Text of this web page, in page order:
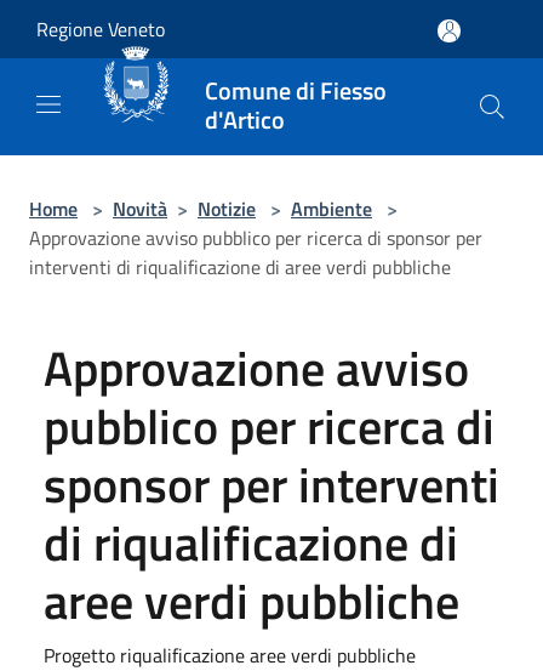
Regione Veneto
Comune di Fiesso
d'Artico
Home > Novità > Notizie > Ambiente >
Approvazione avviso pubblico per ricerca di sponsor per
interventi di riqualificazione di aree verdi pubbliche
Approvazione avviso
pubblico per ricerca di
sponsor per interventi
di riqualificazione di
aree verdi pubbliche
Progetto riqualificazione aree verdi pubbliche